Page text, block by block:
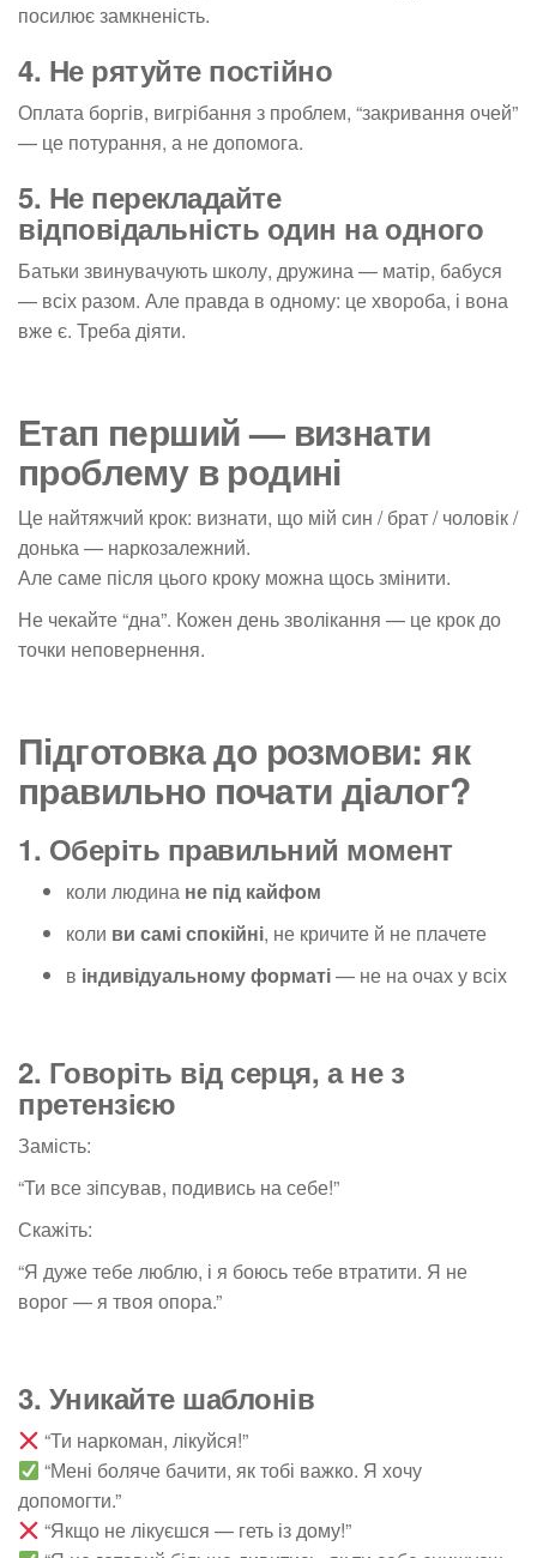
посилює замкненість.
4. Не рятуйте постійно
Оплата боргів, вигрібання з проблем, “закривання очей”
— це потурання, а не допомога.
5. Не перекладайте
відповідальність один на одного
Батьки звинувачують школу, дружина — матір, бабуся
— всіх разом. Але правда в одному: це хвороба, і вона
вже є. Треба діяти.
Етап перший — визнати
проблему в родині
Це найтяжчий крок: визнати, що мій син / брат / чоловік /
донька — наркозалежний.
Але саме після цього кроку можна щось змінити.
Не чекайте “дна”. Кожен день зволікання — це крок до
точки неповернення.
Підготовка до розмови: як
правильно почати діалог?
1. Оберіть правильний момент
коли людина не під кайфом
коли ви самі спокійні, не кричите й не плачете
в індивідуальному форматі— не на очах у всіх
2. Говоріть від серця, а не з
претензією
Замість:
“Ти все зіпсував, подивись на себе!”
Скажіть:
“Я дуже тебе люблю, і я боюсь тебе втратити. Я не
ворог — я твоя опора.”
3. Уникайте шаблонів
“Ти наркоман, лікуйся!”
“Мені боляче бачити, як тобі важко. Я хочу
допомогти.”
“Якщо не лікуєшся — геть із дому!”